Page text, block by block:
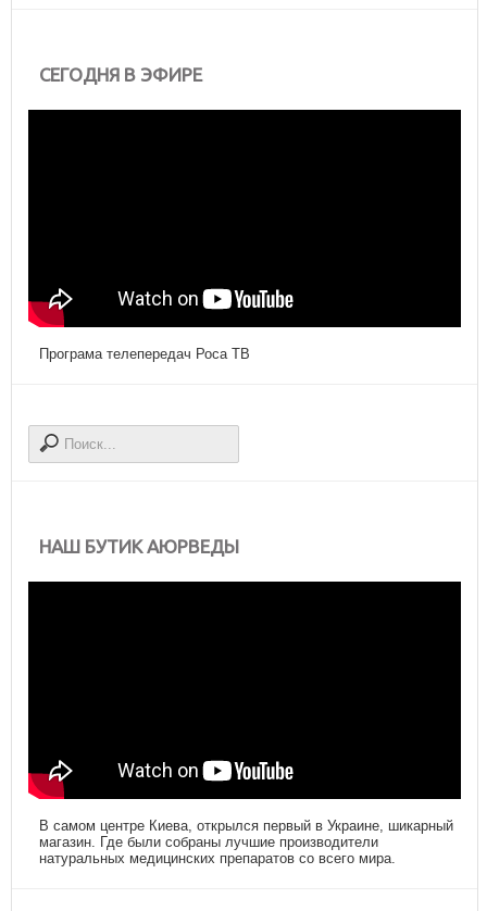
СЕГОДНЯ В ЭФИРЕ
Програма телепередач Роса ТВ
НАШ БУТИК АЮРВЕДЫ
В самом центре Киева, открылся первый в Украине, шикарный
магазин. Где были собраны лучшие производители
натуральных медицинских препаратов со всего мира.